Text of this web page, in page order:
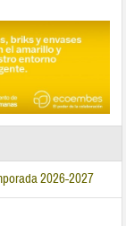
2026-2027